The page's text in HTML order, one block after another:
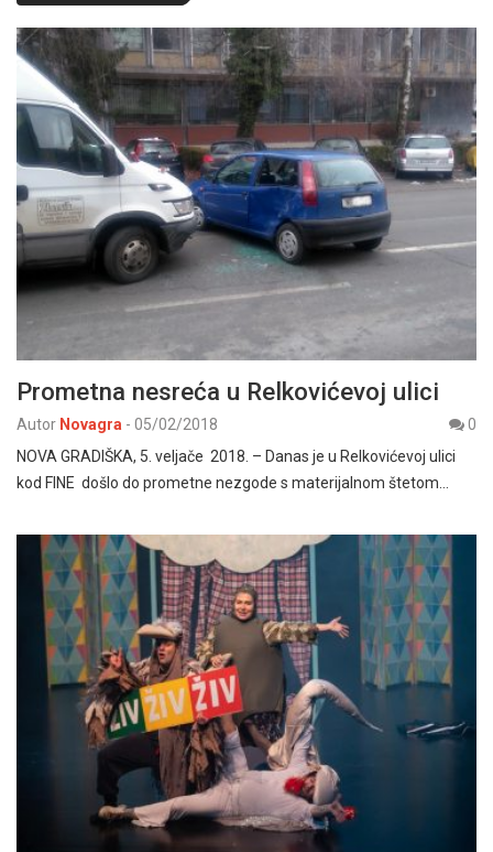
Prometna nesreća u Relkovićevoj ulici
Autor Novagra - 05/02/2018
0
NOVA GRADIŠKA, 5. veljače 2018. – Danas je u Relkovićevoj ulici
kod FINE došlo do prometne nezgode s materijalnom štetom…